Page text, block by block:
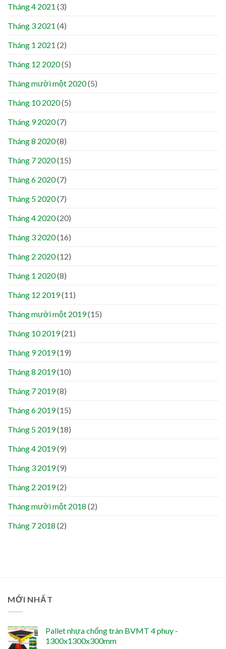
Tháng 4 2021 (3)
Tháng 3 2021 (4)
Tháng 1 2021 (2)
Tháng 12 2020(5)
Tháng mười một 2020(5)
Tháng 10 2020(5)
Tháng 9 2020(7)
Tháng 8 2020(8)
Tháng 7 2020(15)
Tháng 6 2020(7)
Tháng 5 2020(7)
Tháng 4 2020(20)
Tháng 3 2020(16)
Tháng 2 2020(12)
Tháng 1 2020(8)
Tháng 12 2019(11)
Tháng mười một 2019(15)
Tháng 10 2019(21)
Tháng 9 2019(19)
Tháng 8 2019(10)
Tháng 7 2019(8)
Tháng 6 2019(15)
Tháng 5 2019(18)
Tháng 4 2019(9)
Tháng 3 2019(9)
Tháng 2 2019(2)
Tháng mười một 2018 (2)
Tháng 7 2018 (2)
MỚI NHẤT
Pallet nhựa chống tràn BVMT 4 phuy -
1300x1300x300mm